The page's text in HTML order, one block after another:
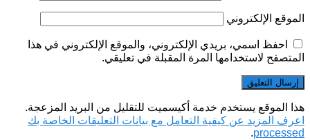
الموقع الإلكتروني
احفظ اسمي، بريدي الإلكتروني، والموقع الإلكتروني في هذا
المتصفح لاستخدامها المرة المقبلة في تعليقي.
هذا الموقع يستخدم خدمة أكيسميت للتقليل من البريد المزعجة.
اعرف المزيد عن كيفية التعامل مع بيانات التعليقات الخاصة بك
processed
.